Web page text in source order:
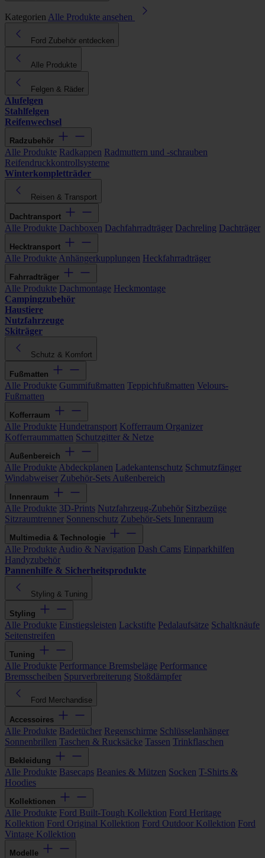
Kategorien Alle Produkte ansehen
Ford Zubehör entdecken
Alle Produkte
Felgen & Räder
Alufelgen
Stahlfelgen
Reifenwechsel
Radzubehör
Alle Produkte Radkappen Radmuttern und -schrauben
Reifendruckkontrollsysteme
Winterkompletträder
Reisen & Transport
Dachtransport
Alle Produkte Dachboxen Dachfahrradträger Dachreling Dachträger
Hecktransport
Alle Produkte Anhängerkupplungen Heckfahrradträger
Fahrradträger
Alle Produkte Dachmontage Heckmontage
Campingzubehör
Haustiere
Nutzfahrzeuge
Skiträger
Schutz & Komfort
Fußmatten
Alle Produkte Gummifußmatten Teppichfußmatten Velours-
Fußmatten
Kofferraum
Alle Produkte Hundetransport Kofferraum Organizer
Kofferraummatten Schutzgitter & Netze
Außenbereich
Alle Produkte Abdeckplanen Ladekantenschutz Schmutzfänger
Windabweiser Zubehör-Sets Außenbereich
Innenraum
Alle Produkte 3D-Prints Nutzfahrzeug-Zubehör Sitzbezüge
Sitzraumtrenner Sonnenschutz Zubehör-Sets Innenraum
Multimedia & Technologie
Alle Produkte Audio & Navigation Dash Cams Einparkhilfen
Handyzubehör
Pannenhilfe & Sicherheitsprodukte
Styling & Tuning
Styling
Alle Produkte Einstiegsleisten Lackstifte Pedalaufsätze Schaltknäufe
Seitenstreifen
Tuning
Alle Produkte Performance Bremsbeläge Performance
Bremsscheiben Spurverbreiterung Stoßdämpfer
Ford Merchandise
Accessoires
Alle Produkte Badetücher Regenschirme Schlüsselanhänger
Sonnenbrillen Taschen & Rucksäcke Tassen Trinkflaschen
Bekleidung
Alle Produkte Basecaps Beanies & Mützen Socken T-Shirts &
Hoodies
Kollektionen
Alle Produkte Ford Built-Tough Kollektion Ford Heritage
Kollektion Ford Original Kollektion Ford Outdoor Kollektion Ford
Vintage Kollektion
Modelle